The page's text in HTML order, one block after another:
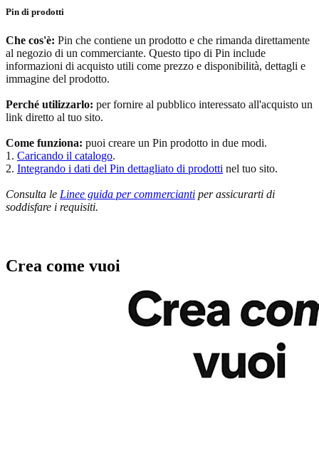
Pin di prodotti
Che cos'è: Pin che contiene un prodotto e che rimanda direttamente
al negozio di un commerciante. Questo tipo di Pin include
informazioni di acquisto utili come prezzo e disponibilità, dettagli e
immagine del prodotto.
Perché utilizzarlo: per fornire al pubblico interessato all'acquisto un
link diretto al tuo sito.
Come funziona: puoi creare un Pin prodotto in due modi.
1. Caricando il catalogo.
2. Integrando i dati del Pin dettagliato di prodotti nel tuo sito.
Consulta le Linee guida per commercianti per assicurarti di
soddisfare i requisiti.
Crea come vuoi